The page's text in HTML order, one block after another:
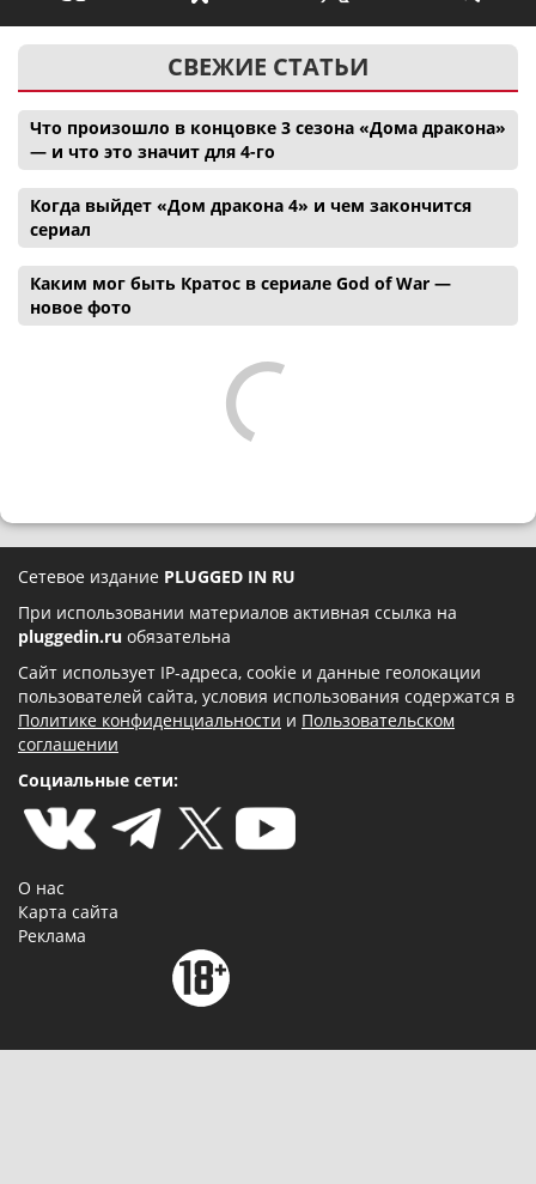
СВЕЖИЕ СТАТЬИ
Что произошло в концовке 3 сезона «Дома дракона»
— и что это значит для 4-го
Когда выйдет «Дом дракона 4» и чем закончится
сериал
Каким мог быть Кратос в сериале God of War —
новое фото
Сетевое издание PLUGGED IN RU
При использовании материалов активная ссылка на
pluggedin.ru обязательна
Сайт использует IP-адреса, cookie и данные геолокации
пользователей сайта, условия использования содержатся в
Политике конфиденциальности и Пользовательском
соглашении
Социальные сети:
О нас
Карта сайта
Реклама